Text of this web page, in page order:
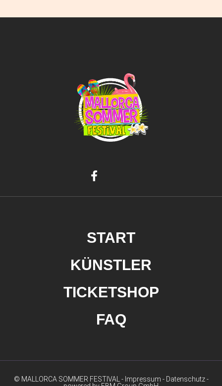
START
KÜNSTLER
TICKETSHOP
FAQ
© MALLORCA SOMMER FESTIVAL - Impressum - Datenschutz-